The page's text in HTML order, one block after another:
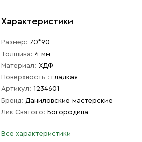
Характеристики
Размер: 70*90
Толщина: 4 мм
Материал: ХДФ
Поверхность : гладкая
Артикул: 1234601
Бренд: Даниловские мастерские
Лик Святого: Богородица
Все характеристики